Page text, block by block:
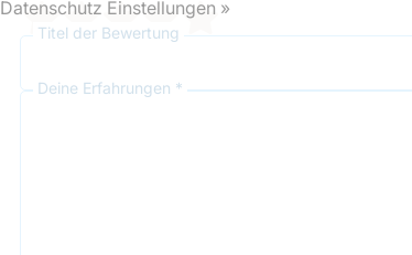
Titel der Bewertung
Deine Erfahrungen *
Datenschutz Einstellungen »